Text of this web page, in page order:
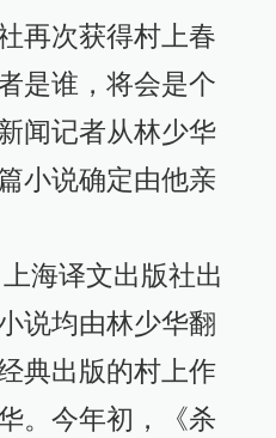
再次获得村上春
是谁，将会是个
闻记者从林少华
小说确定由他亲
海译文出版社出
说均由林少华翻
典出版的村上作
。今年初，《杀